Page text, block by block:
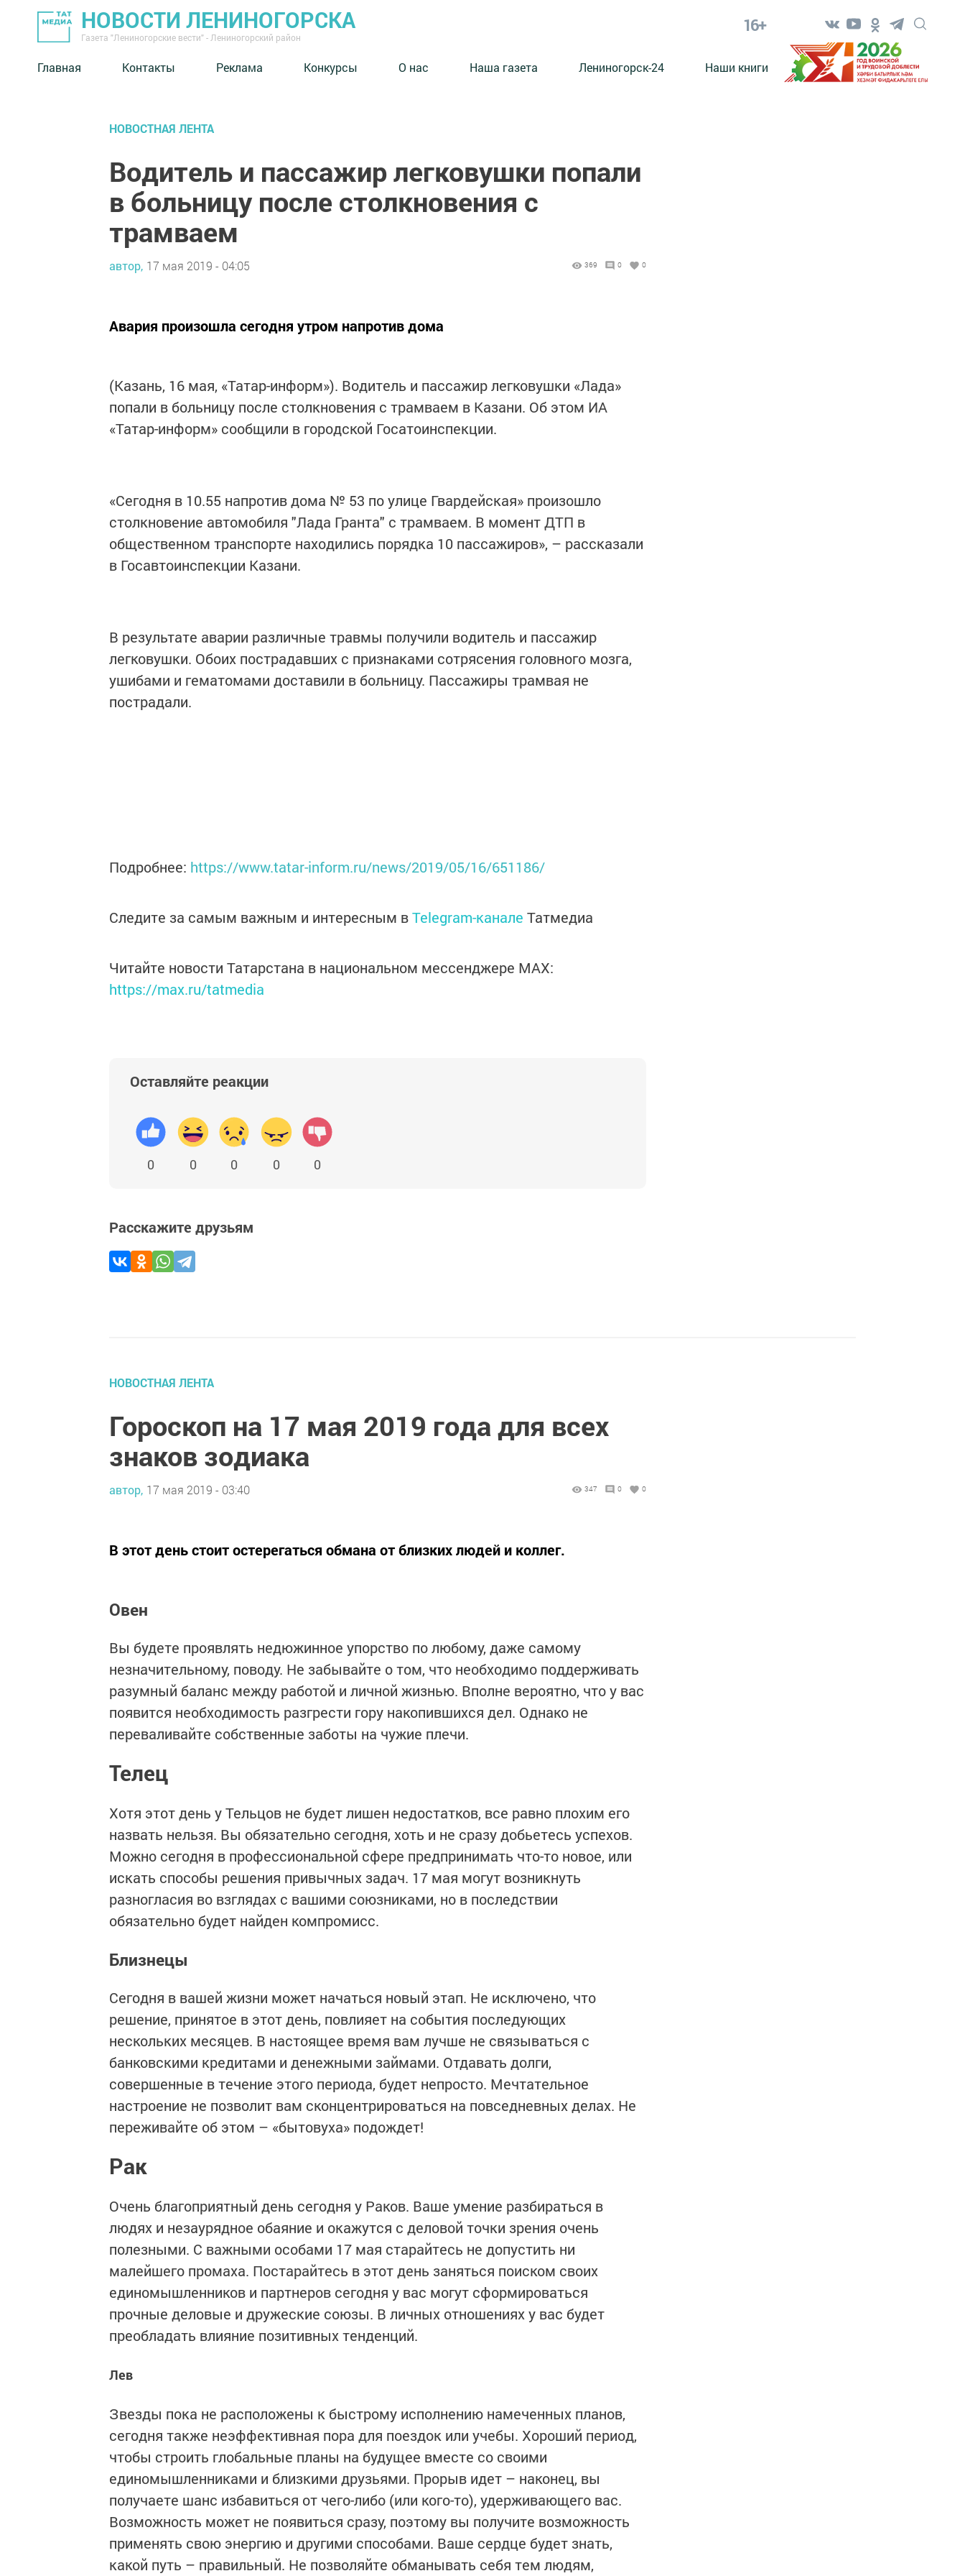
НОВОСТИ ЛЕНИНОГОРСКА
Газета "Лениногорские вести" - Лениногорский район
16+
Главная Контакты Реклама Конкурсы О нас Наша газета Лениногорск-24 Наши книги
НОВОСТНАЯ ЛЕНТА
Водитель и пассажир легковушки попали
в больницу после столкновения с
трамваем
автор, 17 мая 2019 - 04:05 369 0 0
Авария произошла сегодня утром напротив дома
(Казань, 16 мая, «Татар-информ»). Водитель и пассажир легковушки «Лада»
попали в больницу после столкновения с трамваем в Казани. Об этом ИА
«Татар-информ» сообщили в городской Госатоинспекции.
«Сегодня в 10.55 напротив дома № 53 по улице Гвардейская» произошло
столкновение автомобиля "Лада Гранта" с трамваем. В момент ДТП в
общественном транспорте находились порядка 10 пассажиров», – рассказали
в Госавтоинспекции Казани.
В результате аварии различные травмы получили водитель и пассажир
легковушки. Обоих пострадавших с признаками сотрясения головного мозга,
ушибами и гематомами доставили в больницу. Пассажиры трамвая не
пострадали.
Подробнее: https://www.tatar-inform.ru/news/2019/05/16/651186/
Следите за самым важным и интересным вTelegram-канале Татмедиа
Читайте новости Татарстана в национальном мессенджере MАХ:
https://max.ru/tatmedia
Оставляйте реакции
0 0 0 0 0
Расскажите друзьям
НОВОСТНАЯ ЛЕНТА
Гороскоп на 17 мая 2019 года для всех
знаков зодиака
автор, 17 мая 2019 - 03:40 347 0 0
В этот день стоит остерегаться обмана от близких людей и коллег.
Овен
Вы будете проявлять недюжинное упорство по любому, даже самому
незначительному, поводу. Не забывайте о том, что необходимо поддерживать
разумный баланс между работой и личной жизнью. Вполне вероятно, что у вас
появится необходимость разгрести гору накопившихся дел. Однако не
переваливайте собственные заботы на чужие плечи.
Телец
Хотя этот день у Тельцов не будет лишен недостатков, все равно плохим его
назвать нельзя. Вы обязательно сегодня, хоть и не сразу добьетесь успехов.
Можно сегодня в профессиональной сфере предпринимать что-то новое, или
искать способы решения привычных задач. 17 мая могут возникнуть
разногласия во взглядах с вашими союзниками, но в последствии
обязательно будет найден компромисс.
Близнецы
Сегодня в вашей жизни может начаться новый этап. Не исключено, что
решение, принятое в этот день, повлияет на события последующих
нескольких месяцев. В настоящее время вам лучше не связываться с
банковскими кредитами и денежными займами. Отдавать долги,
совершенные в течение этого периода, будет непросто. Мечтательное
настроение не позволит вам сконцентрироваться на повседневных делах. Не
переживайте об этом – «бытовуха» подождет!
Рак
Очень благоприятный день сегодня у Раков. Ваше умение разбираться в
людях и незаурядное обаяние и окажутся с деловой точки зрения очень
полезными. С важными особами 17 мая старайтесь не допустить ни
малейшего промаха. Постарайтесь в этот день заняться поиском своих
единомышленников и партнеров сегодня у вас могут сформироваться
прочные деловые и дружеские союзы. В личных отношениях у вас будет
преобладать влияние позитивных тенденций.
Лев
Звезды пока не расположены к быстрому исполнению намеченных планов,
сегодня также неэффективная пора для поездок или учебы. Хороший период,
чтобы строить глобальные планы на будущее вместе со своими
единомышленниками и близкими друзьями. Прорыв идет – наконец, вы
получаете шанс избавиться от чего-либо (или кого-то), удерживающего вас.
Возможность может не появиться сразу, поэтому вы получите возможность
применять свою энергию и другими способами. Ваше сердце будет знать,
какой путь – правильный. Не позволяйте обманывать себя тем людям,